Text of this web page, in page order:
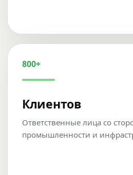
800+
Клиентов
Ответственные лица со
промышленности и